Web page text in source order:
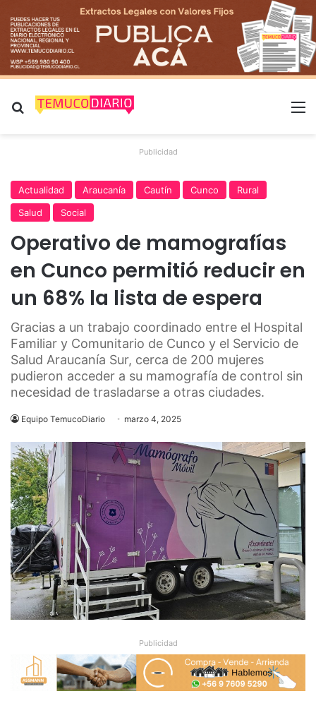
Buscar por
Publicidad
Actualidad Araucanía Cautín Cunco
Rural
Salud
Social
Operativo de mamografías
en Cunco permitió reducir en
un 68% la lista de espera
Gracias a un trabajo coordinado entre el Hospital
Familiar y Comunitario de Cunco y el Servicio de
Salud Araucanía Sur, cerca de 200 mujeres
pudieron acceder a su mamografía de control sin
necesidad de trasladarse a otras ciudades.
Equipo TemucoDiario marzo 4, 2025
Publicidad